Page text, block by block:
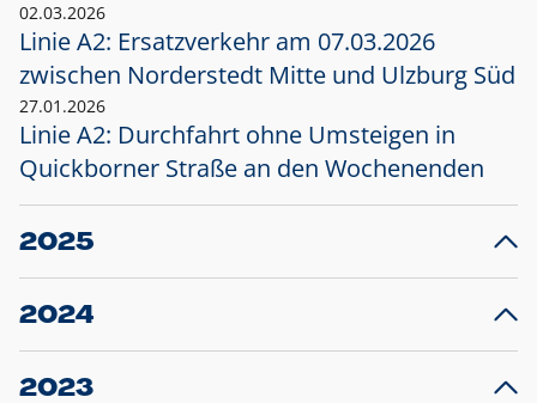
02.03.2026
Linie A2: Ersatzverkehr am 07.03.2026
zwischen Norderstedt Mitte und Ulzburg Süd
27.01.2026
Linie A2: Durchfahrt ohne Umsteigen in
Quickborner Straße an den Wochenenden
2025
23.12.2025
Projekt S5: Start der Bauarbeiten am
2024
10.12.2024
Großprojekt S5: Sperrung der Bahnstraße in
2023